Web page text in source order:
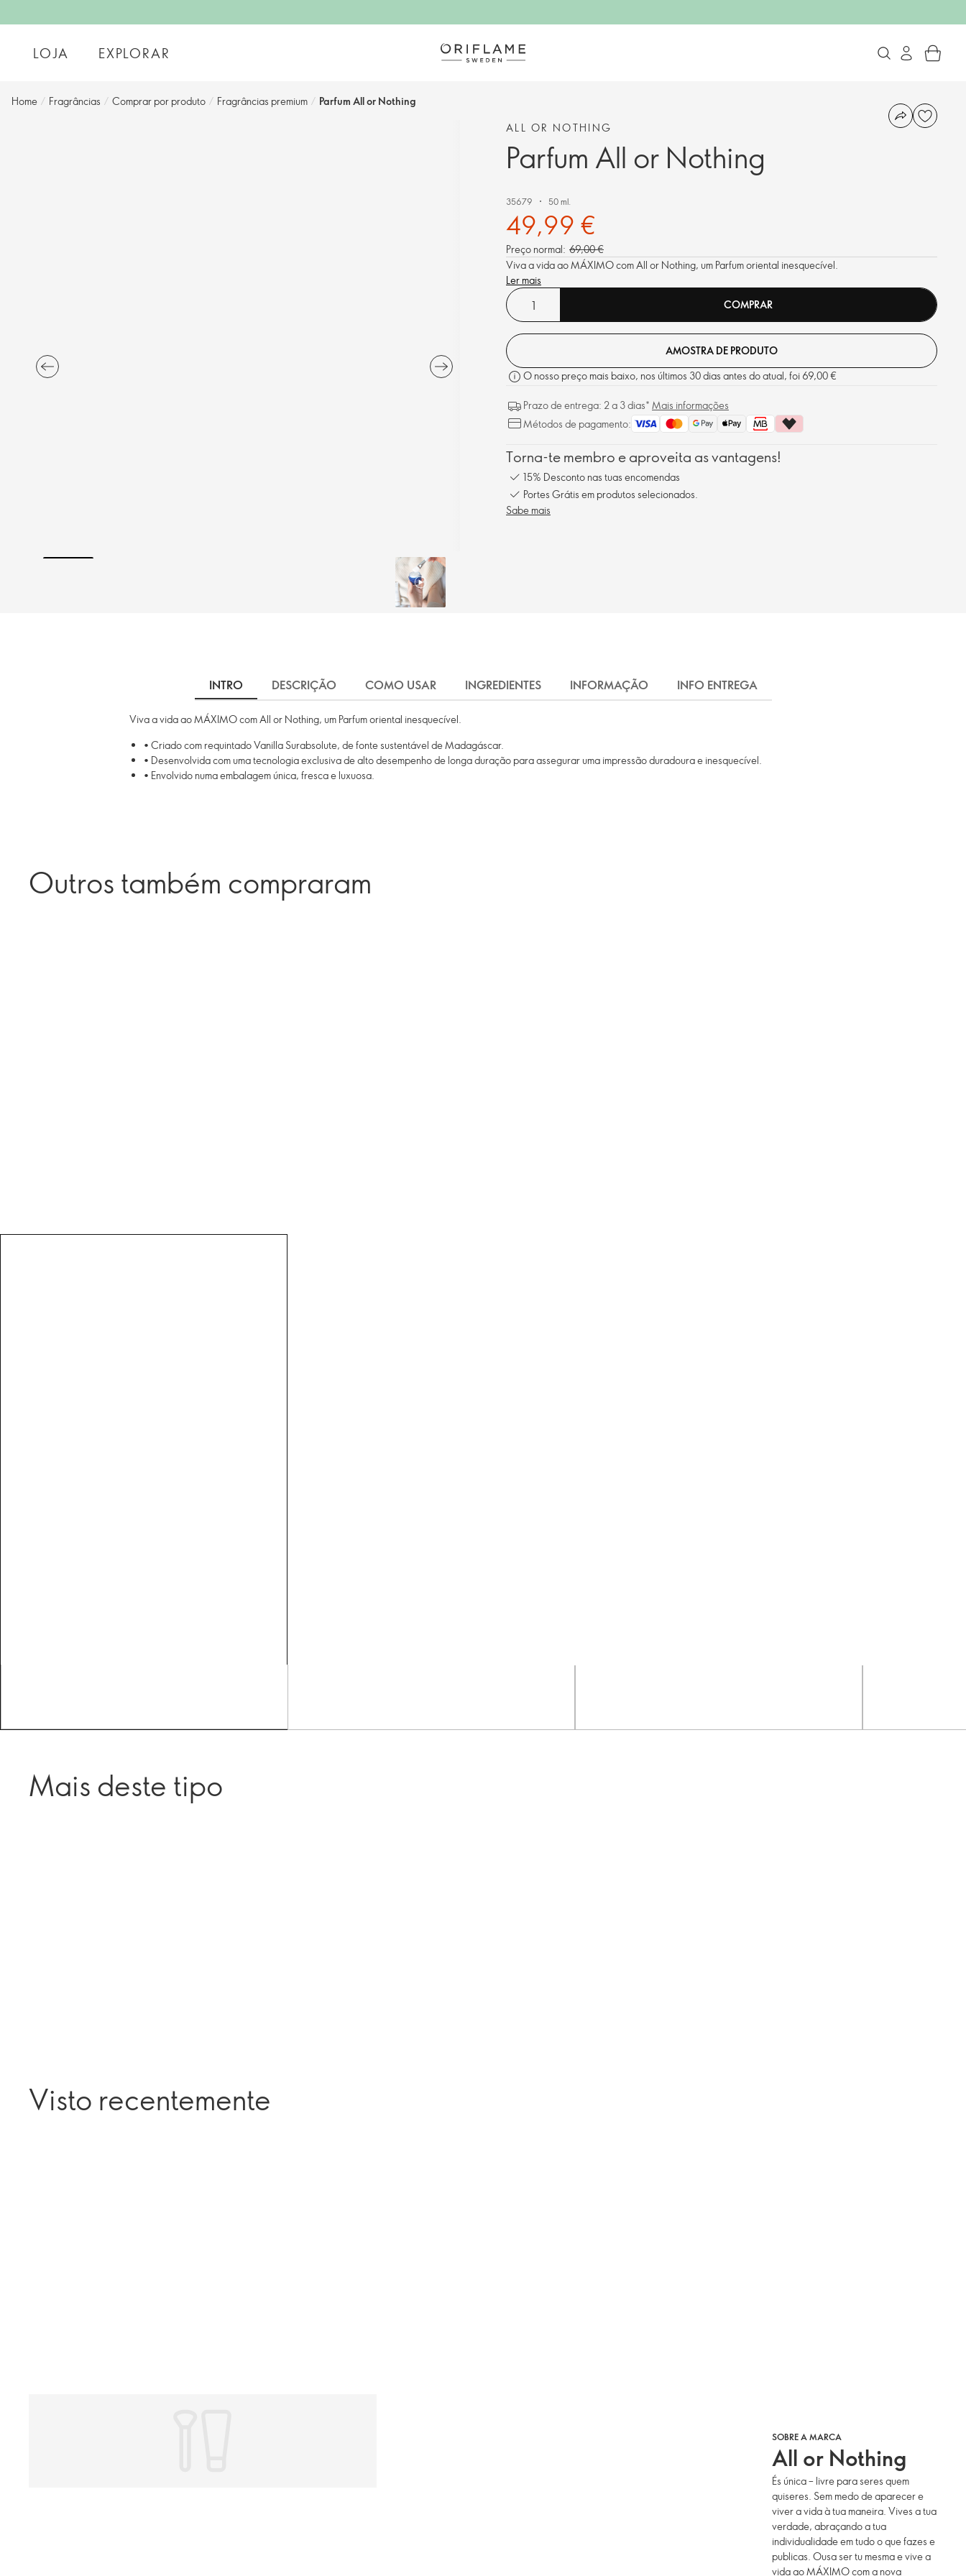
LOJA EXPLORAR
Home / Fragrâncias / Comprar por produto / Fragrâncias premium / Parfum All or Nothing
ALL OR NOTHING
Parfum All or Nothing
35679 50 ml.
49,99 €
Preço normal: 69,00 €
Viva a vida ao MÁXIMO com All or Nothing, um Parfum oriental inesquecível.
Ler mais
COMPRAR
AMOSTRA DE PRODUTO
O nosso preço mais baixo, nos últimos 30 dias antes do atual, foi 69,00 €
Prazo de entrega: 2 a 3 dias* Mais informações
Métodos de pagamento:
Torna-te membro e aproveita as vantagens!
15% Desconto nas tuas encomendas
Portes Grátis em produtos selecionados.
Sabe mais
INTRO DESCRIÇÃO COMO USAR INGREDIENTES INFORMAÇÃO INFO ENTREGA
Viva a vida ao MÁXIMO com All or Nothing, um Parfum oriental inesquecível.
• Criado com requintado Vanilla Surabsolute, de fonte sustentável de Madagáscar.
• Desenvolvida com uma tecnologia exclusiva de alto desempenho de longa duração para assegurar uma impressão duradoura e inesquecível.
• Envolvido numa embalagem única, fresca e luxuosa.
Outros também compraram
Mais deste tipo
Visto recentemente
SOBRE A MARCA
All or Nothing
És única – livre para seres quem
quiseres. Sem medo de aparecer e
viver a vida à tua maneira. Vives a tua
verdade, abraçando a tua
individualidade em tudo o que fazes e
publicas. Ousa ser tu mesma e vive a
vida ao MÁXIMO com a nova